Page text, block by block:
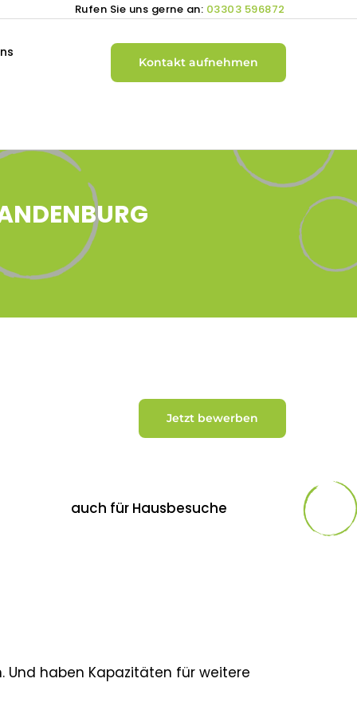
Rufen Sie uns gerne an: 03303 596872
Kontakt aufnehmen
Jetzt bewerben
auch für Hausbesuche
Und haben Kapazitäten für weitere